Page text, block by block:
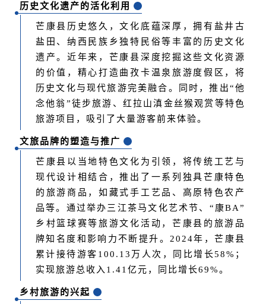
历史文化遗产的活化利用
芒康县历史悠久，文化底蕴深厚，拥有 盐井古
盐田 、纳西民族乡独特民俗等丰富的历史文化
遗产。近年来，芒康县深度挖掘这些文化资源
的价值，精心打造曲孜卡温泉旅游度假区，将
历史文化与现代旅游完美融合。同时，推出“他
念他翁”徒步旅游、 红拉山滇金丝猴观赏等特色
旅游项目，吸引了大量游客前来体验。
文旅品牌的塑造与推广
芒康县以当地特色文化为引领，将传统工艺与
现代设计相结合，推出了一系列独具芒康特色
的旅游商品，如藏式手工艺品、高原特色农产
品等。通过举办三江茶马文化艺术节、“康BA”
乡村篮球赛等旅游文化活动，芒康县的旅游品
牌知名度和影响力不断提升。2024年，芒康县
累计接待游客100.13万人次，同比增长58%；
实现旅游总收入1.41亿元，同比增长69%。
乡村旅游的兴起